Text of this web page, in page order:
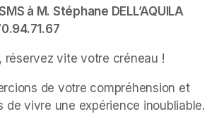
à M. Stéphane DELL’AQUILA
réservez vite votre créneau !
de votre compréhension et
de vivre une expérience inoubliable.